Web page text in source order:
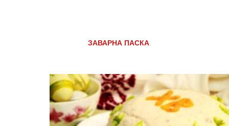
ЗАВАРНА ПАСКА